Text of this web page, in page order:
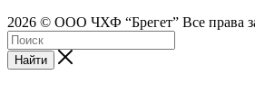
2026 © ООО ЧХФ “Брегет” Все права
Найти